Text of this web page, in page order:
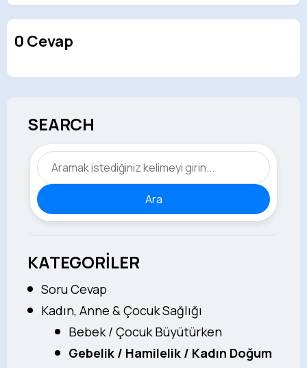
0 Cevap
SEARCH
Ara
KATEGORİLER
Soru Cevap
Kadın, Anne & Çocuk Sağlığı
Bebek / Çocuk Büyütürken
Gebelik / Hamilelik / Kadın Doğum